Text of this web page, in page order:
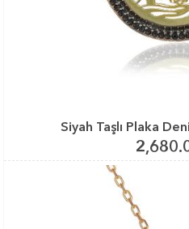
Siyah Taşlı Plaka